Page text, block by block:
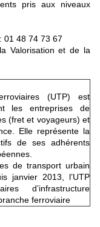
pris aux niveaux
01 48 74 73 67
Valorisation et de la
(UTP) est
les entreprises de
(fret et voyageurs) et
Elle représente la
de ses adhérents
de transport urbain
janvier 2013, l’UTP
d’infrastructure
ferroviaire